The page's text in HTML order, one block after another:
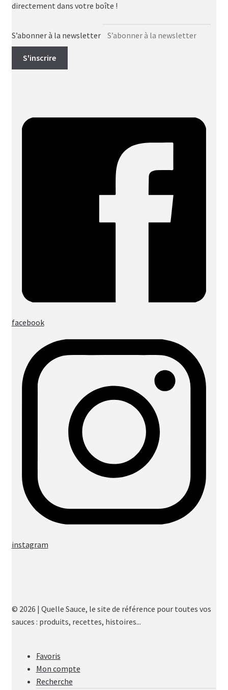
directement dans votre boîte !
S’abonner à la newsletter
facebook
instagram
© 2026 | Quelle Sauce, le site de référence pour toutes vos
sauces : produits, recettes, histoires...
Favoris
Mon compte
Recherche